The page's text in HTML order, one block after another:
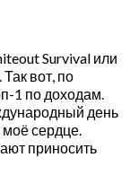
Survival или
вот, по
1 по доходам.
день
моё сердце.
приносить